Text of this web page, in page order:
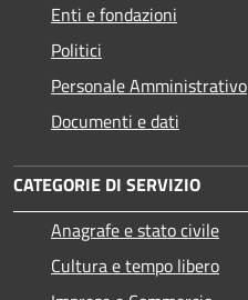
Enti e fondazioni
Politici
Personale Amministrativo
Documenti e dati
CATEGORIE DI SERVIZIO
Anagrafe e stato civile
Cultura e tempo libero